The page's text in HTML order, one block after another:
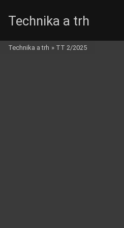
Technika a trh
Technika a trh » TT 2/2025